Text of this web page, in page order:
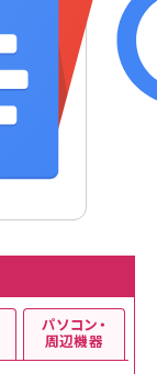
パソコン・
周辺機器